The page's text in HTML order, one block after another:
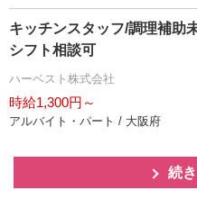
キッチンスタッフ/調理補助
シフト相談可
ハーベスト株式会社
時給1,300円～
アルバイト・パート / 大阪府
続